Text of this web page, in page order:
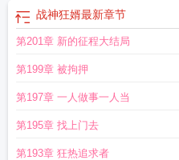
锋洪青烟在线阅读
战神狂婿笔趣阁
战神狂婿最新章节
第201章 新的征程大结局
第199章 被拘押
第197章 一人做事一人当
第195章 找上门去
第193章 狂热追求者